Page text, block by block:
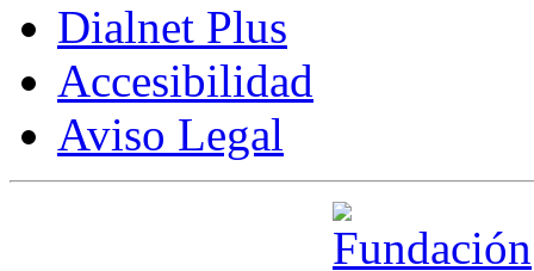
Dialnet Plus
Accesibilidad
Aviso Legal